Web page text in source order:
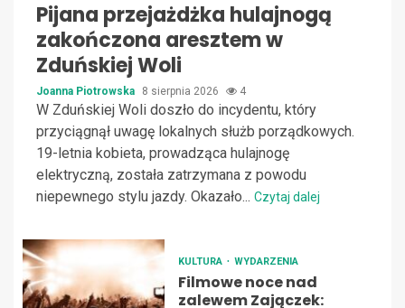
Pijana przejażdżka hulajnogą
zakończona aresztem w
Zduńskiej Woli
Joanna Piotrowska 8 sierpnia 2026 4
W Zduńskiej Woli doszło do incydentu, który
przyciągnął uwagę lokalnych służb porządkowych.
19-letnia kobieta, prowadząca hulajnogę
elektryczną, została zatrzymana z powodu
niepewnego stylu jazdy. Okazało... Czytaj dalej
KULTURA WYDARZENIA
Filmowe noce nad
zalewem Zajączek: